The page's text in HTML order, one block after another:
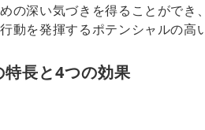
の深い気づきを得ることがで
動を発揮するポテンシャルの
長と4つの効果